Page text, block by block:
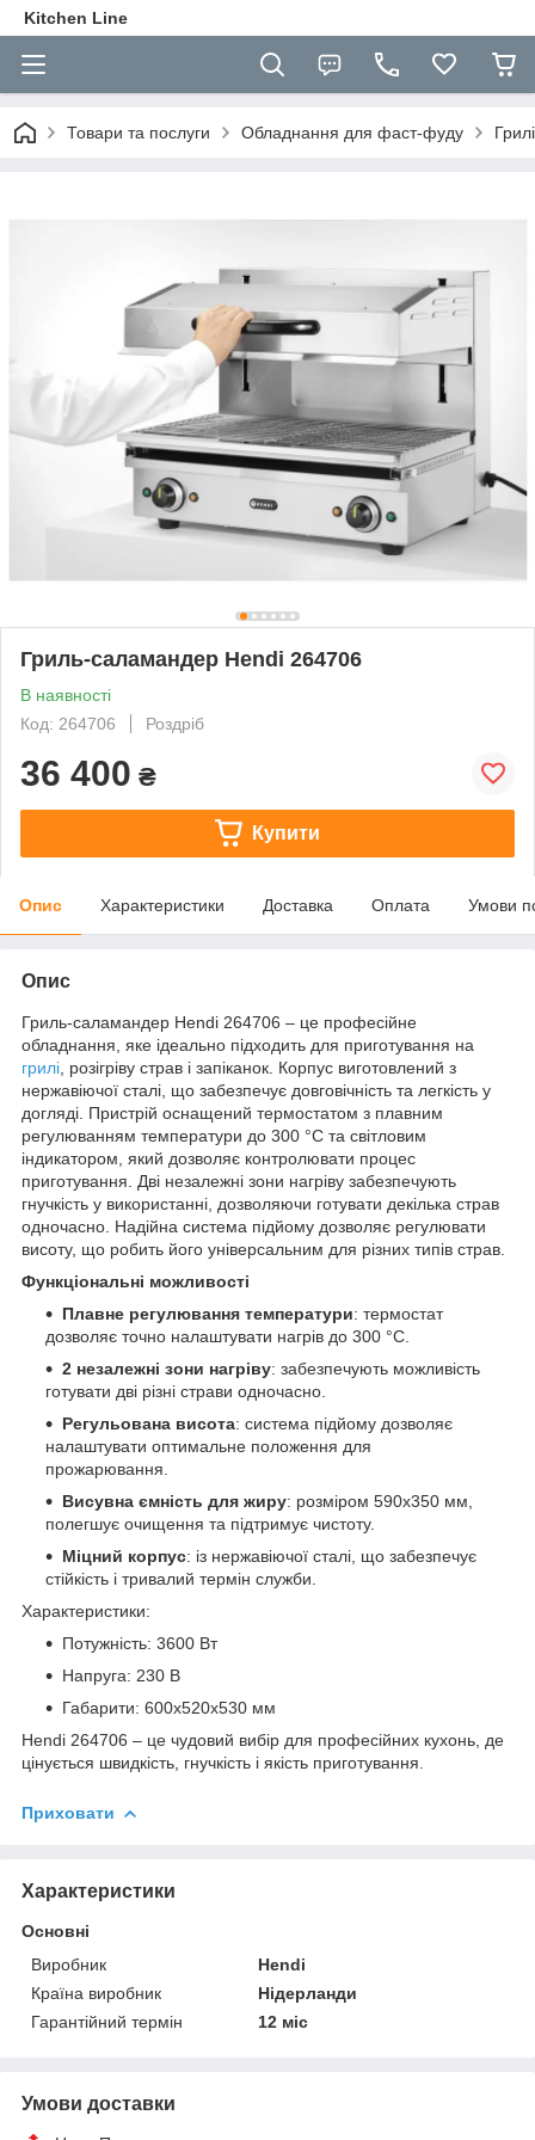
Kitchen Line
Товари та послуги Обладнання для фаст-фуду Грилі
Гриль-саламандер Hendi 264706
В наявності
Код: 264706
Роздріб
36 400 ₴
Купити
Опис Характеристики Доставка Оплата Умови
Опис
Гриль-саламандер Hendi 264706 – це професійне
обладнання, яке ідеально підходить для приготування на
грилі , розігріву страв і запіканок. Корпус виготовлений з
нержавіючої сталі, що забезпечує довговічність та легкість у
догляді. Пристрій оснащений термостатом з плавним
регулюванням температури до 300 °C та світловим
індикатором, який дозволяє контролювати процес
приготування. Дві незалежні зони нагріву забезпечують
гнучкість у використанні, дозволяючи готувати декілька страв
одночасно. Надійна система підйому дозволяє регулювати
висоту, що робить його універсальним для різних типів страв.
Функціональні можливості
Плавне регулювання температури: термостат
дозволяє точно налаштувати нагрів до 300 °C.
2 незалежні зони нагріву: забезпечують можливість
готувати дві різні страви одночасно.
Регульована висота: система підйому дозволяє
налаштувати оптимальне положення для
прожарювання.
Висувна ємність для жиру: розміром 590x350 мм,
полегшує очищення та підтримує чистоту.
Міцний корпус: із нержавіючої сталі, що забезпечує
стійкість і тривалий термін служби.
Характеристики:
Потужність: 3600 Вт
Напруга: 230 В
Габарити: 600x520x530 мм
Hendi 264706 – це чудовий вибір для професійних кухонь, де
цінується швидкість, гнучкість і якість приготування.
Приховати
Характеристики
Основні
Виробник
Hendi
Країна виробник
Нідерланди
Гарантійний термін
12 міс
Умови доставки